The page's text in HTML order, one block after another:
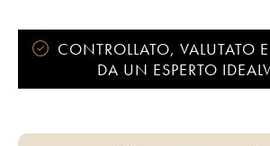
CONTROLLATO, VALUTATO
DA UN ESPERTO